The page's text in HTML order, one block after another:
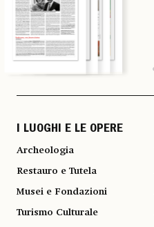
I LUOGHI E LE OPERE
Archeologia
Restauro e Tutela
Musei e Fondazioni
Turismo Culturale